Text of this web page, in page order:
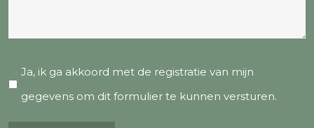
Ja, ik ga akkoord met de registratie van mijn
gegevens om dit formulier te kunnen versturen.